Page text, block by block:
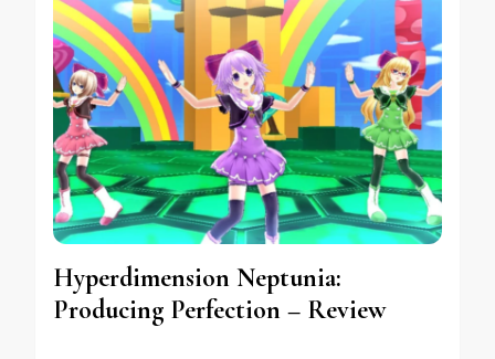
Hyperdimension Neptunia:
Producing Perfection – Review